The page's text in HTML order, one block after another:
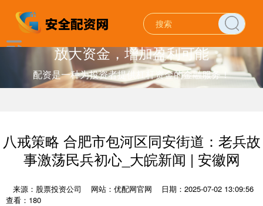
放大资金，增加盈利可能
配资是一种为投资者提供杠杆资金的金融服务！
八戒策略 合肥市包河区同安街道：老兵故
事激荡民兵初心_大皖新闻 | 安徽网
来源：股票投资公司 网站：优配网官网
日期：2025-07-02 13:09:56
查看：180